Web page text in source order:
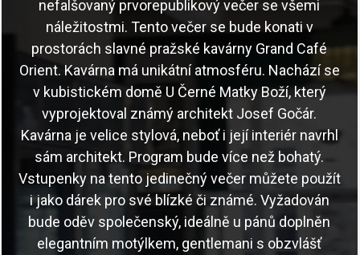
nefalšovaný prvorepublikový večer se všemi
náležitostmi. Tento večer se bude konati v
prostorách slavné pražské kavárny Grand Café
Orient. Kavárna má unikátní atmosféru. Nachází se
v kubistickém domě U Černé Matky Boží, který
vyprojektoval známý architekt Josef Gočár.
Kavárna je velice stylová, neboť i její interiér navrhl
sám architekt. Program bude více než bohatý.
Vstupenky na tento jedinečný večer můžete použít
i jako dárek pro své blízké či známé. Vyžadován
bude oděv společenský, ideálně u pánů doplněn
elegantním motýlkem, gentlemani s obzvlášť